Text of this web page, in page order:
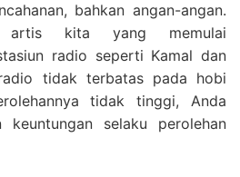
bahkan angan-angan.
artis kita yang memulai
radio seperti Kamal dan
tidak terbatas pada hobi
tidak tinggi, Anda
keuntungan selaku perolehan